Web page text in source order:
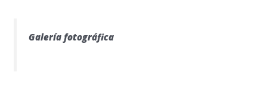
Galería fotográfica